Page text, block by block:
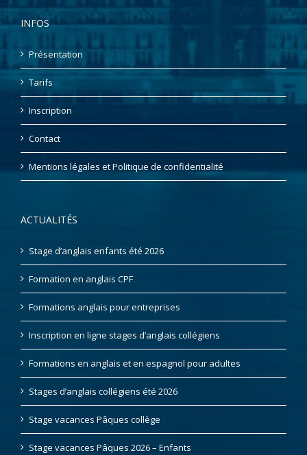
INFOS
Présentation
Tarifs
Inscription
Contact
Mentions légales et Politique de confidentialité
ACTUALITÉS
Stage d’anglais enfants été 2026
Formation en anglais CPF
Formations anglais pour entreprises
Inscription en ligne stages d’anglais collégiens
Formations en anglais et en espagnol pour adultes
Stages d’anglais collégiens été 2026
Stage vacances Pâques collège
Stage vacances Pâques 2026 – Enfants